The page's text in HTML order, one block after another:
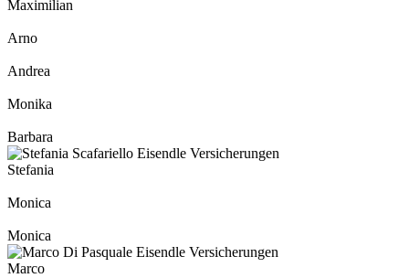
Maximilian
Arno
Andrea
Monika
Barbara
Stefania
Monica
Monica
Marco